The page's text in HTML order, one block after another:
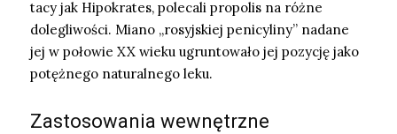
tacy jak Hipokrates, polecali propolis na różne
dolegliwości. Miano „rosyjskiej penicyliny” nadane
jej w połowie XX wieku ugruntowało jej pozycję jako
potężnego naturalnego leku.
Zastosowania wewnętrzne